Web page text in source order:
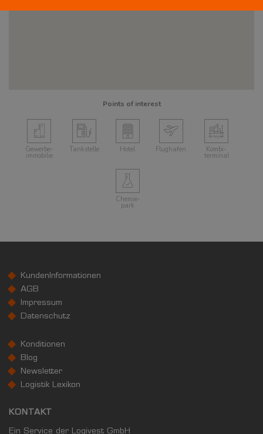
Points of interest
Gewerbe­
immobilie
Tankstelle Hotel Flughafen Kombi­
terminal
Chemie­
park
KundenInformationen
AGB
Impressum
Datenschutz
Konditionen
Blog
Newsletter
Logistik Lexikon
KONTAKT
Ein Service der Logivest GmbH